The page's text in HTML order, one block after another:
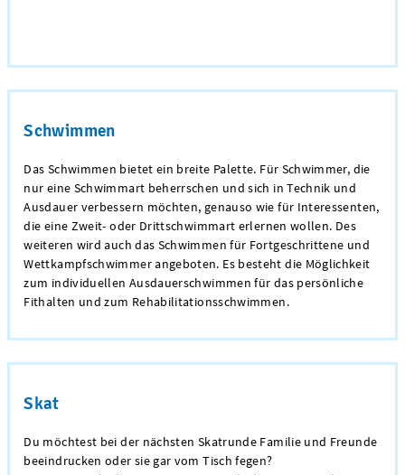
Schwimmen
Das Schwimmen bietet ein breite Palette. Für Schwimmer, die
nur eine Schwimmart beherrschen und sich in Technik und
Ausdauer verbessern möchten, genauso wie für Interessenten,
die eine Zweit- oder Drittschwimmart erlernen wollen. Des
weiteren wird auch das Schwimmen für Fortgeschrittene und
Wettkampfschwimmer angeboten. Es besteht die Möglichkeit
zum individuellen Ausdauerschwimmen für das persönliche
Fithalten und zum Rehabilitationsschwimmen.
Skat
Du möchtest bei der nächsten Skatrunde Familie und Freunde
beeindrucken oder sie gar vom Tisch fegen?